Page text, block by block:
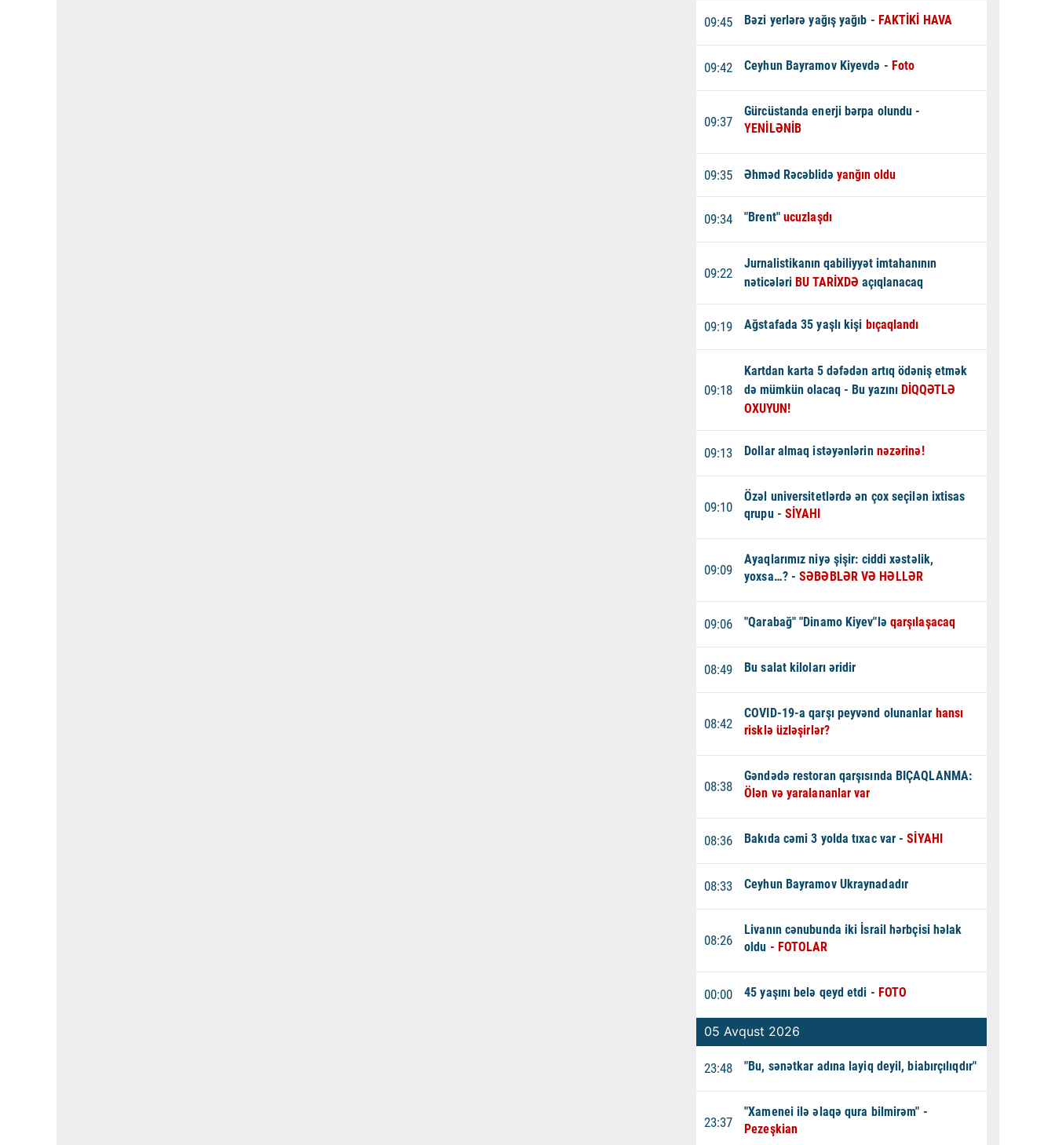
09:45 Bəzi yerlərə yağış yağıb - FAKTİKİ HAVA
09:42 Ceyhun Bayramov Kiyevdə - Foto
09:37
Gürcüstanda enerji bərpa olundu -
YENİLƏNİB
09:35 Əhməd Rəcəblidəyanğın oldu
09:34 "Brent" ucuzlaşdı
09:22
Jurnalistikanın qabiliyyət imtahanının
nəticələri BU TARİXDƏaçıqlanacaq
09:19 Ağstafada 35 yaşlı kişi bıçaqlandı
09:18
Kartdan karta 5 dəfədən artıq ödəniş etmək
də mümkün olacaq - Bu yazını DİQQƏTLƏ
OXUYUN!
09:13 Dollar almaq istəyənlərin nəzərinə!
09:10
Özəl universitetlərdə ən çox seçilən ixtisas
qrupu - SİYAHI
09:09
Ayaqlarımız niyə şişir: ciddi xəstəlik,
yoxsa…? -SƏBƏBLƏR VƏ HƏLLƏR
09:06 "Qarabağ" "Dinamo Kiyev"lə qarşılaşacaq
08:49 Bu salat kiloları əridir
08:42
COVID-19-a qarşı peyvənd olunanlar hansı
risklə üzləşirlər?
08:38
Gəndədə restoran qarşısında BIÇAQLANMA:
Ölən və yaralananlar var
08:36 Bakıda cəmi 3 yolda tıxac var -SİYAHI
08:33 Ceyhun Bayramov Ukraynadadır
08:26
Livanın cənubunda iki İsrail hərbçisi həlak
oldu - FOTOLAR
00:00 45 yaşını belə qeyd etdi - FOTO
05 Avqust 2026
23:48 "Bu, sənətkar adına layiq deyil, biabırçılıqdır"
23:37
"Xamenei ilə əlaqə qura bilmirəm" -
Pezeşkian